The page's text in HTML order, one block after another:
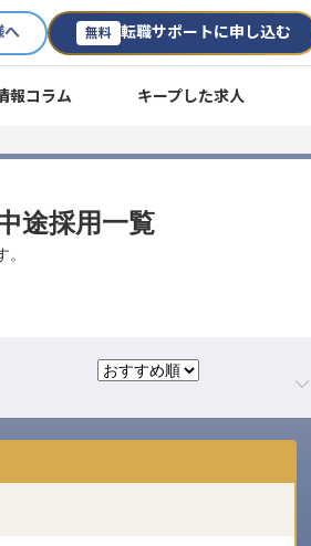
へ 無料 転職サポートに申し込む
報コラム キープした求人
途採用一覧